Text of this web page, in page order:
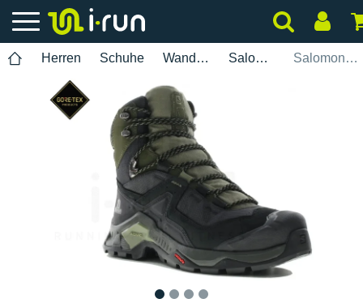
Herren Schuhe Wanderung Salomon Salomon Quest Element Gore-Tex Herren